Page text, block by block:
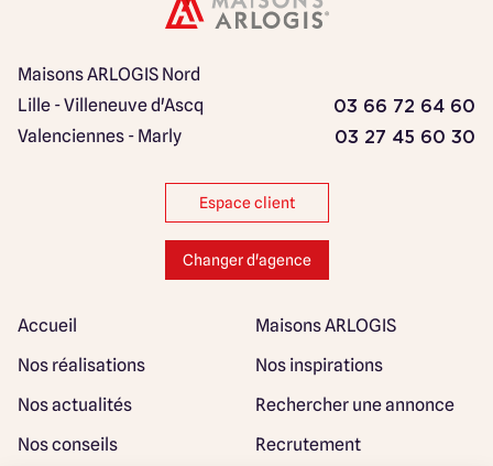
Maisons ARLOGIS Nord
Lille - Villeneuve d'Ascq
03 66 72 64 60
Valenciennes - Marly 03 27 45 60 30
Espace client
Changer d'agence
Accueil
Maisons ARLOGIS
Nos réalisations
Nos inspirations
Nos actualités
Rechercher une annonce
Nos conseils
Recrutement